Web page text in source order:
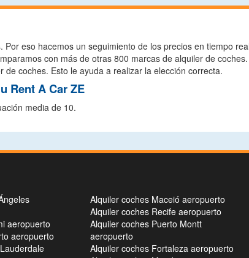
eso hacemos un seguimiento de los precios en tiempo
con más de otras 800 marcas de alquiler de
coches. Esto le ayuda a realizar la elección correcta.
Rent A Car ZE
media de 10.
aeropuerto
aeropuerto
Alquiler coches Maceió aeropuerto
Alquiler coches Recife aeropuerto
Alquiler coches Puerto Montt
aeropuerto
Alquiler coches Fortaleza aeropuerto